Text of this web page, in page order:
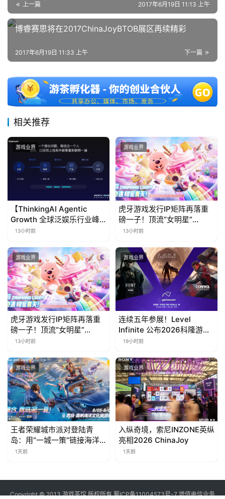
上一篇 2017年6月19日 11:13 上午
博睿赛思将在2017ChinaJoyBTOB展区再续精彩
下一篇
2017年6月19日 11:33 上午
相关推荐
游戏业界
【ThinkingAI Agentic
Growth 全球泛娱乐行业峰
会】Agent 时代，人到底负
13小时前
游戏业界
虎牙游戏发行IP矩阵再落重
磅一子！顶流“女明星”
ZANMANG LOOPY 正版3D
曝光
13小时前
游戏业界
虎牙游戏发行IP矩阵再落重
磅一子！顶流“女明星”
ZANMANG LOOPY 正版3D
曝光
13小时前
游戏业界
连续五年参展！Level
Infinite 公布2026科隆游戏
展产品阵容
19小时前
游戏业界
王者荣耀城市派对登陆青
岛：用“一城一策”链接海洋
场景，以双向奔赴带动夏日
1天前
游戏业界
入纵奇境，索尼INZONE英纵
亮相2026 ChinaJoy
1天前
Copyright © 2013 游戏茶馆 版权所有蜀ICP备11004573号-7增值电信业务